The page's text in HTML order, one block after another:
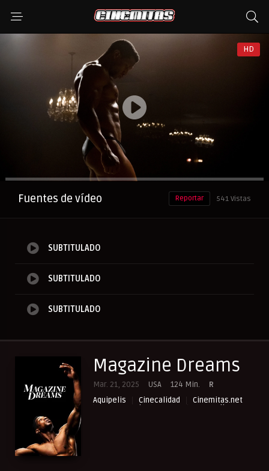
HD
Anuncio
Fuentes de vídeo 541 Vistas
Reportar
SUBTITULADO
SUBTITULADO
SUBTITULADO
Magazine Dreams
Mar. 21, 2025 USA 124 Min.
R
Aquipelis
Cinecalidad
Cinemitas.net
Cuevana3.vip
NewPelis org